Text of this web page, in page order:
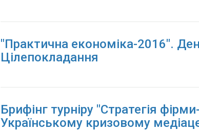
"Практична економіка-2016".
Цілепокладання
Брифінг турніру "Стратегія
Українському кризовому